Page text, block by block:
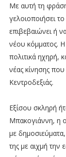
Με αυτή τη
γελοιοποιήσει
επιβεβαιώνει ή
νέου κόμματος. Η
πολιτικά ηχηρή,
νέας κίνησης
Κεντροδεξιάς.
Εξίσου σκληρή
Μπακογιάννη, η
με
της με αιχμή την